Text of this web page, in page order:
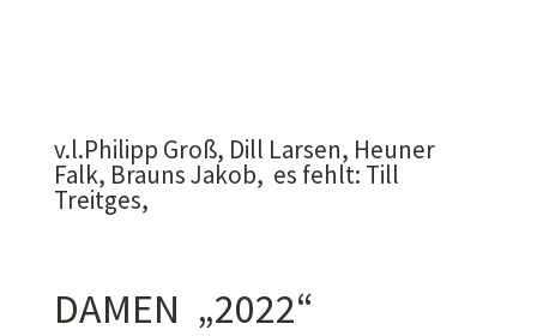
v.l.Philipp Groß, Dill Larsen, Heuner
Falk, Brauns Jakob, es fehlt: Till
Treitges,
DAMEN „2022“